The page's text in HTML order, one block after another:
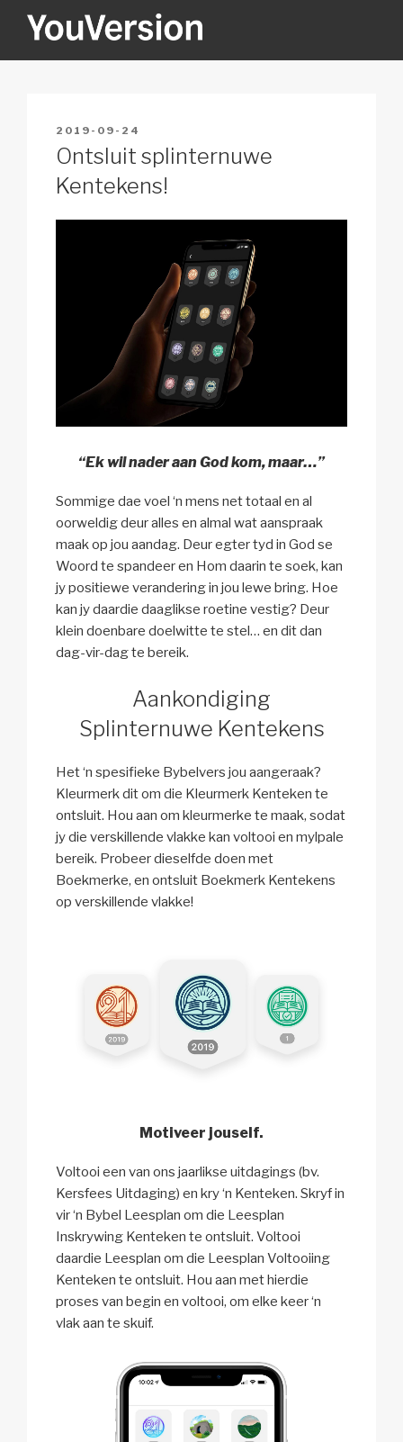
YOUVERSION
POSTED
ON
2019-09-24
Ontsluit splinternuwe
Kentekens!
“Ek wil nader aan God kom, maar…”
Sommige dae voel ‘n mens net totaal en al
oorweldig deur alles en almal wat aanspraak
maak op jou aandag. Deur egter tyd in God se
Woord te spandeer en Hom daarin te soek, kan
jy positiewe verandering in jou lewe bring. Hoe
kan jy daardie daaglikse roetine vestig? Deur
klein doenbare doelwitte te stel… en dit dan
dag-vir-dag te bereik.
Aankondiging
Splinternuwe Kentekens
Het ‘n spesifieke Bybelvers jou aangeraak?
Kleurmerk dit om die Kleurmerk Kenteken te
ontsluit. Hou aan om kleurmerke te maak, sodat
jy die verskillende vlakke kan voltooi en mylpale
bereik. Probeer dieselfde doen met
Boekmerke, en ontsluit Boekmerk Kentekens
op verskillende vlakke!
Motiveer jouself.
Voltooi een van ons jaarlikse uitdagings (bv.
Kersfees Uitdaging) en kry ‘n Kenteken. Skryf in
vir ‘n Bybel Leesplan om die Leesplan
Inskrywing Kenteken te ontsluit. Voltooi
daardie Leesplan om die Leesplan Voltooiing
Kenteken te ontsluit. Hou aan met hierdie
proses van begin en voltooi, om elke keer ‘n
vlak aan te skuif.